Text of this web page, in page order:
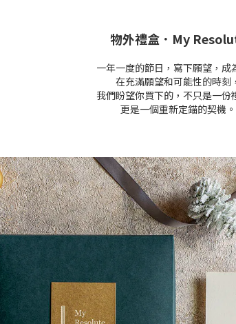
物外禮盒． My
一年一度的節日，寫下願望，成
在充滿願望和可能性的時刻，
我們盼望你買下的，不只是一份
更是一個重新定錨的契機。